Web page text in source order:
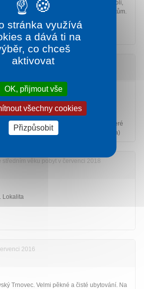
domeček výborně vybavený, nádherné okolí,
V okolí spousta krásných míst k výletům.
s většími dětmi pobyt v červenci 2018
soukromí a poměrně klidná lokalita.
zastřešení terasy před domečkem, které
přímým sluncem - např. (pergola, markýza)
středním věku pobyt v červenci 2018
Lokalita
2016
Trnovec. Velmi pěkné a čisté ubytování. Na
stránka využívá
a dává ti na
co chceš
aktivovat
OK, přijmout vše
všechny cookies
Přizpůsobit